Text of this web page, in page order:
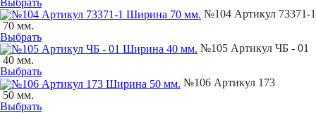
№104 Артикул 73371-1
70 мм.
Выбрать
№105 Артикул ЧБ - 01
40 мм.
Выбрать
№106 Артикул 173
50 мм.
Выбрать